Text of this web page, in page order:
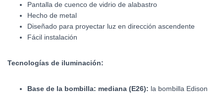
Pantalla de cuenco de vidrio de alabastro
Hecho de metal
Diseñado para proyectar luz en dirección ascendente
Fácil instalación
Tecnologías de iluminación:
Base de la bombilla: mediana (E26): la bombilla Edison